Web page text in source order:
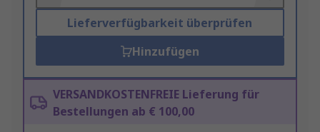
Lieferverfügbarkeit überprüfen
Hinzufügen
VERSANDKOSTENFREIE Lieferung für
Bestellungen ab € 100,00